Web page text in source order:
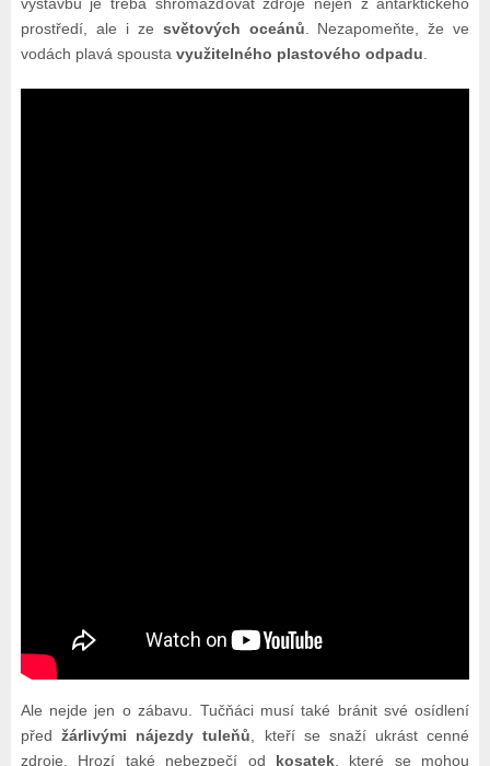
prostředí, ale i ze světových oceánů . Nezapomeňte, že ve
vodách plavá spousta využitelného plastového odpadu
Ale nejde jen o zábavu. Tučňáci musí také bránit své osídlení
před žárlivými nájezdy tuleňů , kteří se snaží ukrást cenné
zdroje. Hrozí také nebezpečí od kosatek , které se mohou